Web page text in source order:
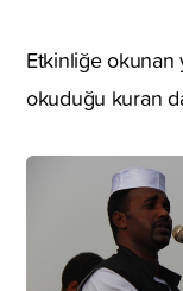
Etkinliğe
okuduğu kuran